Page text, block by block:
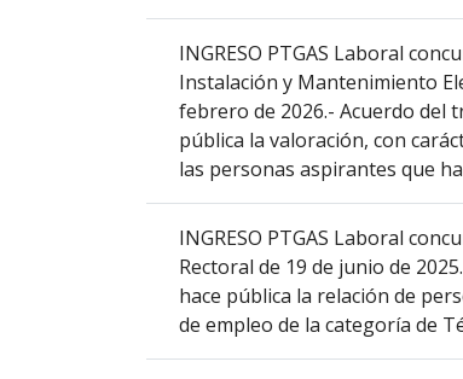
anuncios
tablón
seleccionado
previamente.
primera
columna
título
INGRESO PTGAS Laboral
Instalación y Mantenimiento
febrero de 2026.- Acuerdo del
pública la valoración, con
las personas aspirantes que
INGRESO PTGAS Laboral
Rectoral de 19 de junio de
hace pública la relación de
de empleo de la categoría de